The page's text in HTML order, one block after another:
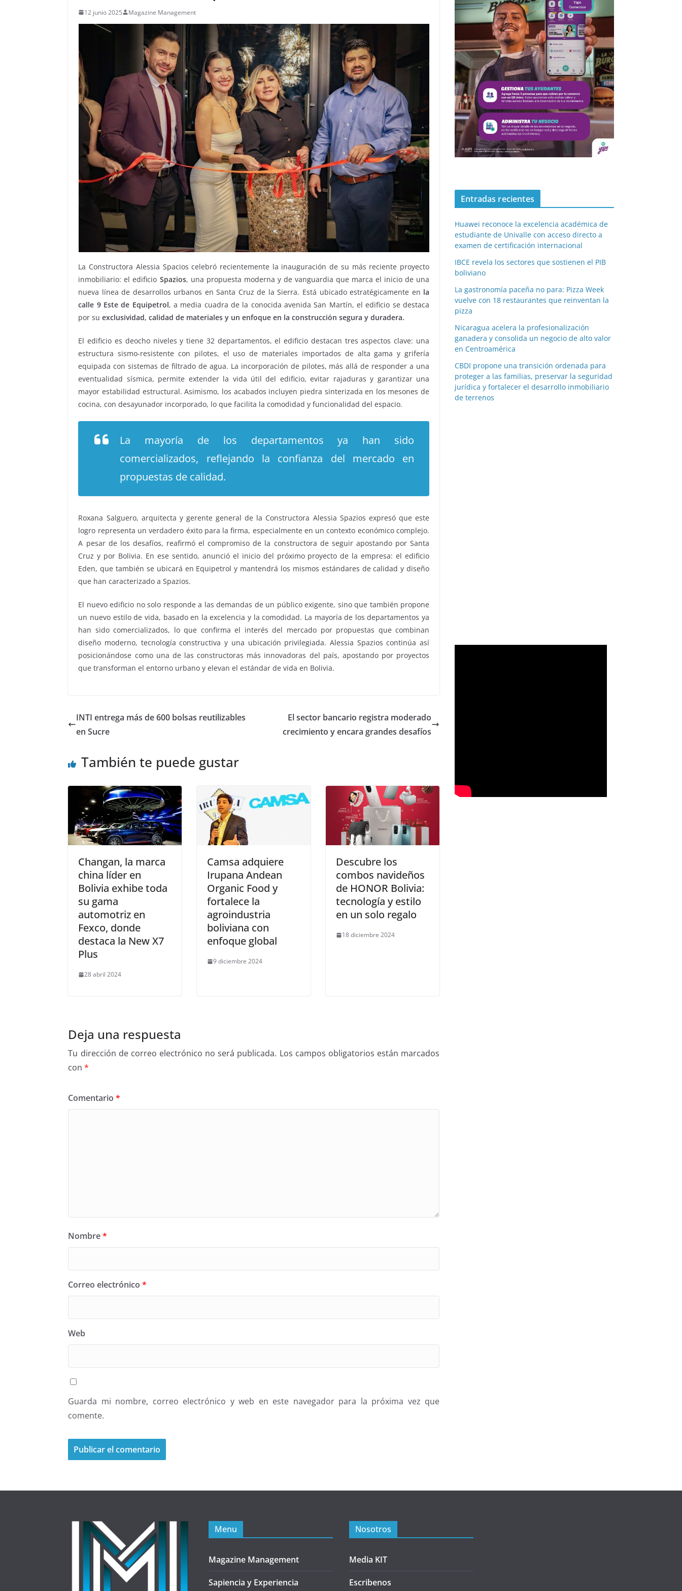
12 junio 2025 Magazine Management
La Constructora Alessia Spacios celebró recientemente la inauguración de su más reciente proyecto
inmobiliario: el edificio Spazios, una propuesta moderna y de vanguardia que marca el inicio de una
nueva línea de desarrollos urbanos en Santa Cruz de la Sierra. Está ubicado estratégicamente en la
calle 9 Este de Equipetrol, a media cuadra de la conocida avenida San Martín, el edificio se destaca
por suexclusividad, calidad de materiales y un enfoque en la construcción segura y duradera.
El edificio es deocho niveles y tiene 32 departamentos, el edificio destacan tres aspectos clave: una
estructura sismo-resistente con pilotes, el uso de materiales importados de alta gama y grifería
equipada con sistemas de filtrado de agua. La incorporación de pilotes, más allá de responder a una
eventualidad sísmica, permite extender la vida útil del edificio, evitar rajaduras y garantizar una
mayor estabilidad estructural. Asimismo, los acabados incluyen piedra sinterizada en los mesones de
cocina, con desayunador incorporado, lo que facilita la comodidad y funcionalidad del espacio.
La mayoría de los departamentos ya han sido
comercializados, reflejando la confianza del mercado en
propuestas de calidad.
Roxana Salguero, arquitecta y gerente general de la Constructora Alessia Spazios expresó que este
logro representa un verdadero éxito para la firma, especialmente en un contexto económico complejo.
A pesar de los desafíos, reafirmó el compromiso de la constructora de seguir apostando por Santa
Cruz y por Bolivia. En ese sentido, anunció el inicio del próximo proyecto de la empresa: el edificio
Eden, que también se ubicará en Equipetrol y mantendrá los mismos estándares de calidad y diseño
que han caracterizado a Spazios.
El nuevo edificio no solo responde a las demandas de un público exigente, sino que también propone
un nuevo estilo de vida, basado en la excelencia y la comodidad. La mayoría de los departamentos ya
han sido comercializados, lo que confirma el interés del mercado por propuestas que combinan
diseño moderno, tecnología constructiva y una ubicación privilegiada. Alessia Spazios continúa así
posicionándose como una de las constructoras más innovadoras del país, apostando por proyectos
que transforman el entorno urbano y elevan el estándar de vida en Bolivia.
INTI entrega más de 600 bolsas reutilizables
en Sucre
El sector bancario registra moderado
crecimiento y encara grandes desafíos
También te puede gustar
Changan, la marca
china líder en
Bolivia exhibe toda
su gama
automotriz en
Fexco, donde
destaca la New X7
Plus
28 abril 2024
Camsa adquiere
Irupana Andean
Organic Food y
fortalece la
agroindustria
boliviana con
enfoque global
9 diciembre 2024
Descubre los
combos navideños
de HONOR Bolivia:
tecnología y estilo
en un solo regalo
18 diciembre 2024
Deja una respuesta
Tu dirección de correo electrónico no será publicada. Los campos obligatorios están marcados
con*
Comentario*
Nombre*
Correo electrónico*
Web
Guarda mi nombre, correo electrónico y web en este navegador para la próxima vez que
comente.
Entradas recientes
Huawei reconoce la excelencia académica de
estudiante de Univalle con acceso directo a
examen de certificación internacional
IBCE revela los sectores que sostienen el PIB
boliviano
La gastronomía paceña no para: Pizza Week
vuelve con 18 restaurantes que reinventan la
pizza
Nicaragua acelera la profesionalización
ganadera y consolida un negocio de alto valor
en Centroamérica
CBDI propone una transición ordenada para
proteger a las familias, preservar la seguridad
jurídica y fortalecer el desarrollo inmobiliario
de terrenos
Menu
Magazine Management
Sapiencia y Experiencia
Nosotros
Media KIT
Escribenos